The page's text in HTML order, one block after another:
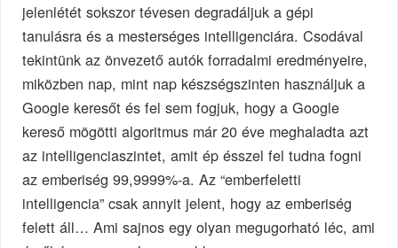
jelenlétét sokszor tévesen degradáljuk a gépi
tanulásra és a mesterséges intelligenciára. Csodával
tekintünk az önvezető autók forradalmi eredményeire,
miközben nap, mint nap készségszinten használjuk a
Google keresőt és fel sem fogjuk, hogy a Google
kereső mögötti algoritmus már 20 éve meghaladta azt
az intelligenciaszintet, amit ép ésszel fel tudna fogni
az emberiség 99,9999%-a. Az “emberfeletti
intelligencia” csak annyit jelent, hogy az emberiség
felett áll… Ami sajnos egy olyan megugorható léc, ami